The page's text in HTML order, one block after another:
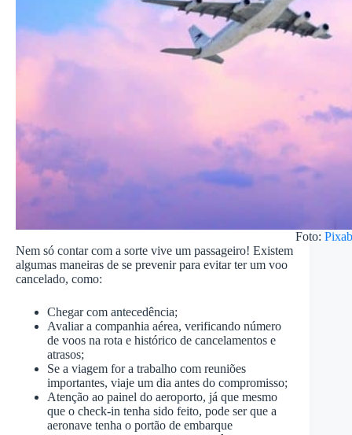
Foto:
Nem só contar com a sorte vive um passageiro! Existem
algumas maneiras de se prevenir para evitar ter um voo
cancelado, como:
Chegar com antecedência;
Avaliar a companhia aérea, verificando número
de voos na rota e histórico de cancelamentos e
atrasos;
Se a viagem for a trabalho com reuniões
importantes, viaje um dia antes do compromisso;
Atenção ao painel do aeroporto, já que mesmo
que o check-in tenha sido feito, pode ser que a
aeronave tenha o portão de embarque